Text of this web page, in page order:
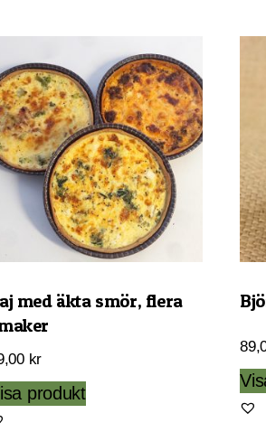
med äkta smör, flera
kr
produktDen